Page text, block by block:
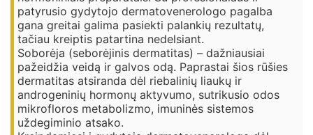
patyrusio gydytojo dermatovenerologo pagalba
gana greitai galima pasiekti palankių rezultatų,
tačiau kreiptis patartina nedelsiant.
Soborėja (seborėjinis dermatitas) – dažniausiai
pažeidžia veidą ir galvos odą. Paprastai šios rūšies
dermatitas atsiranda dėl riebalinių liaukų ir
androgeninių hormonų aktyvumo, sutrikusio odos
mikrofloros metabolizmo, imuninės sistemos
uždegiminio atsako.